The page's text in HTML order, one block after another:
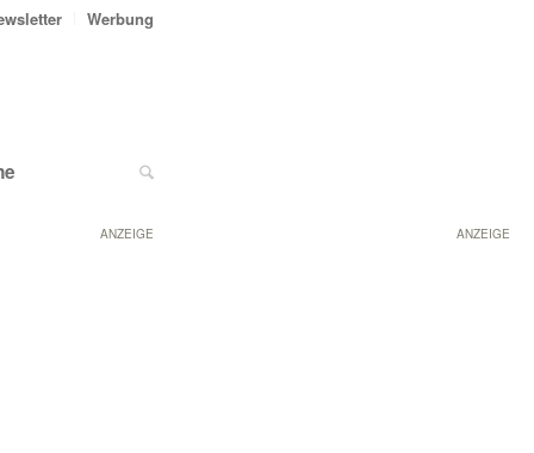
ANZEIGE
Werbung
ANZEIGE